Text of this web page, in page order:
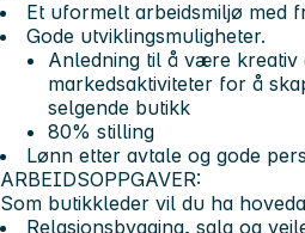
Et uformelt arbeidsmiljø med
Gode utviklingsmuligheter.
Anledning til å være kreativ
markedsaktiviteter for å
selgende butikk
80% stilling
Lønn etter avtale og gode
ARBEIDSOPPGAVER:
Som butikkleder vil du ha
Relasjonsbygging, salg og